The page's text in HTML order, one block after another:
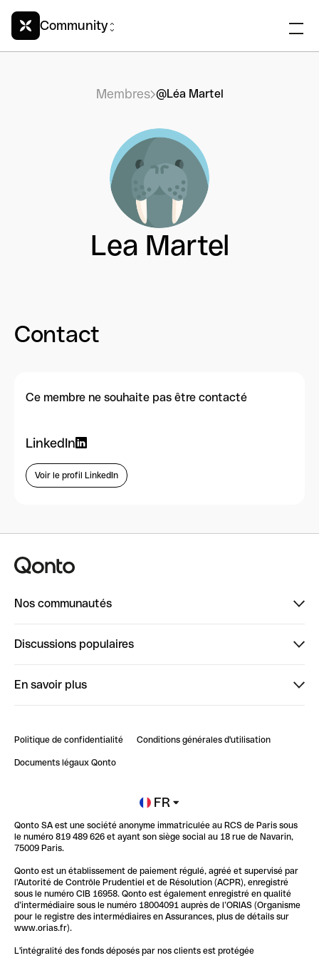
Community
Membres @Léa Martel
Lea Martel
Contact
Ce membre ne souhaite pas être contacté
LinkedIn
Voir le profil LinkedIn
Nos communautés
ClubQonto
Discussions populaires
Impact de l'IA sur les carrières/productivité
En savoir plus
Blog
Newsroom
Glossaire finance
Politique de confidentialité Conditions générales d'utilisation
Documents légaux Qonto
FR
Qonto SA est une société anonyme immatriculée au RCS de Paris sous
le numéro 819 489 626 et ayant son siège social au 18 rue de Navarin,
75009 Paris.
Qonto est un établissement de paiement régulé, agréé et supervisé par
l'Autorité de Contrôle Prudentiel et de Résolution (ACPR), enregistré
sous le numéro CIB 16958. Qonto est également enregistré en qualité
d’intermédiaire sous le numéro 18004091 auprès de l’ORIAS (Organisme
pour le registre des intermédiaires en Assurances, plus de détails sur
www.orias.fr).
L'intégralité des fonds déposés par nos clients est protégée